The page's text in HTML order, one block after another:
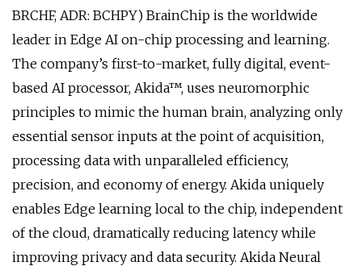
BRCHF, ADR: BCHPY) BrainChip is the worldwide
leader in Edge AI on-chip processing and learning.
The company’s first-to-market, fully digital, event-
based AI processor, Akida™, uses neuromorphic
principles to mimic the human brain, analyzing only
essential sensor inputs at the point of acquisition,
processing data with unparalleled efficiency,
precision, and economy of energy. Akida uniquely
enables Edge learning local to the chip, independent
of the cloud, dramatically reducing latency while
improving privacy and data security. Akida Neural